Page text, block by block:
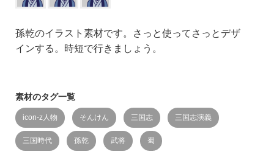
孫乾のイラスト素材です。さっと使ってさっとデザ
インする。時短で行きましょう。
素材のタグ一覧
icon-z人物 そんけん 三国志 三国志演義
三国時代 孫乾 武将 蜀